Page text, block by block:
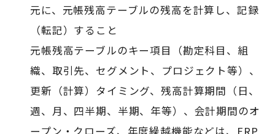
元に、元帳残高テーブルの残高を計算し、記録
（転記）すること
元帳残高テーブルのキー項目（勘定科目、組
織、取引先、セグメント、プロジェクト等）、
更新（計算）タイミング、残高計算期間（日、
週、月、四半期、半期、年等）、会計期間のオ